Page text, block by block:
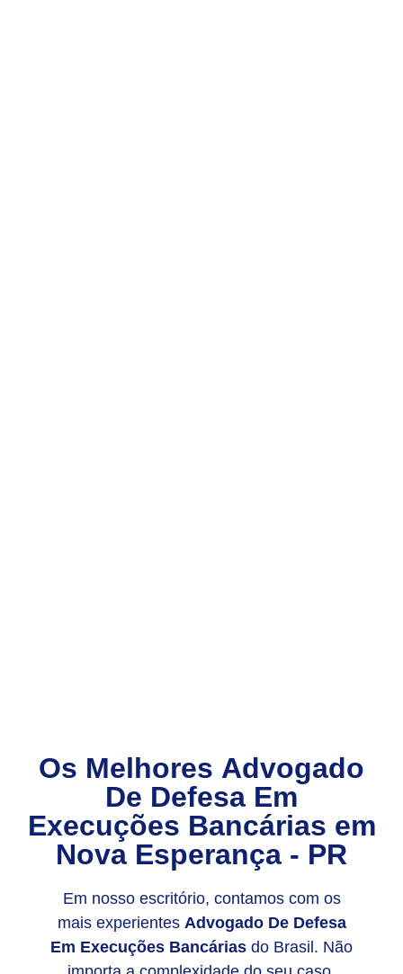
Os Melhores Advogado
De Defesa Em
Execuções Bancárias em
Nova Esperança - PR
Em nosso escritório, contamos com os
mais experientes Advogado De Defesa
Em Execuções Bancárias do Brasil. Não